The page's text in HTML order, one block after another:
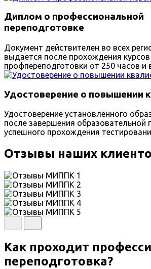
Диплом о профессиональной
переподготовке
Документ действителен во всех
выдается после прохождения курсов
профпереподготовки от 250 часов и
Удостоверение о повышении
Удостоверение установленного
после завершения образовательной
успешного прохождения
Отзывы наших
Как проходит
переподготовка?